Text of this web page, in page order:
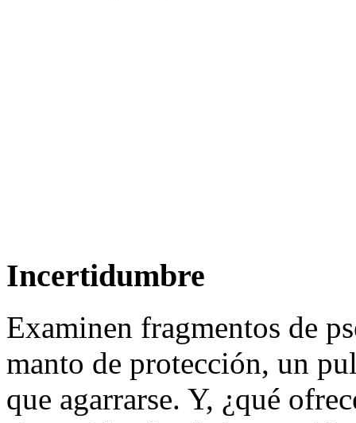
Incertidumbre
Examinen fragmentos de
manto de protección, un
que agarrarse. Y, ¿qué